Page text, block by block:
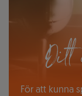
Ditt
För att kunna